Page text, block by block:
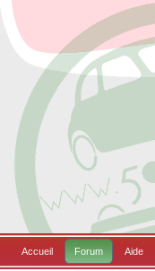
Accueil Forum Aide